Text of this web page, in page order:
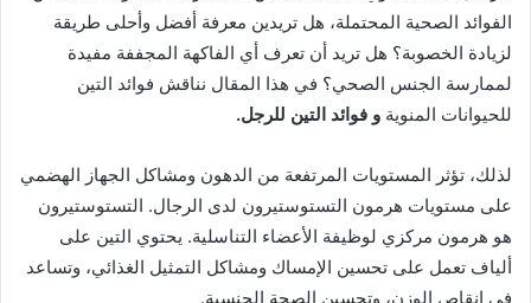
الفوائد الصحية المحتملة، هل تريدين معرفة أفضل وأحلى طريقة
لزيادة الخصوبة؟ هل تريد أن تعرف أي الفاكهة المجففة مفيدة
لممارسة الجنس الصحي؟ في هذا المقال نناقش فوائد التين
للحيوانات المنوية و فوائد التين للرجل.
لذلك، تؤثر المستويات المرتفعة من الدهون ومشاكل الجهاز الهضمي
على مستويات هرمون التستوستيرون لدى الرجال. التستوستيرون
هو هرمون مركزي لوظيفة الأعضاء التناسلية. يحتوي التين على
ألياف تعمل على تحسين الإمساك ومشاكل التمثيل الغذائي، وتساعد
في إنقاص الوزن، وتحسين الصحة الجنسية.